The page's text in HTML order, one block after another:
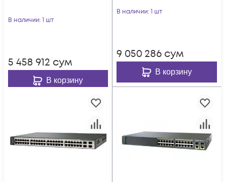
В наличии: 1 шт
5 458 912 сум
В корзину
В наличии: 1 шт
9 050 286 сум
В корзину